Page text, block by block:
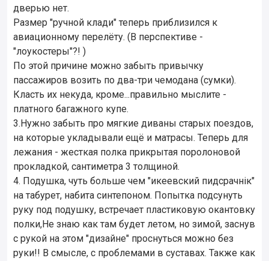
дверью нет.
Размер "ручной клади" теперь приблизился к
авиационному перелёту. (В перспективе -
"лоукостеры"?! )
По этой причине можно забыть привычку
пассажиров возить по два-три чемодана (сумки).
Класть их некуда, кроме...правильно мыслите -
платного багажного купе.
3.Нужно забыть про мягкие диваны старых поездов,
на которые укладывали ещё и матрасы. Теперь для
лежания - жесткая полка прикрытая поролоновой
прокладкой, сантиметра 3 толщиной.
4. Подушка, чуть больше чем "икеевский пидсрачнiк"
на табурет, набита синтепоном. Попытка подсунуть
руку под подушку, встречает пластиковую окантовку
полки,Не знаю как там будет летом, но зимой, заснув
с рукой на этом "дизайне" проснуться можно без
руки!! В смысле, с проблемами в суставах. Также как